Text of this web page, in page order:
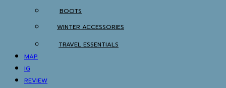
WINTER ACCESSORIES
TRAVEL ESSENTIALS